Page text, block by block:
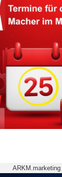
ARKM.marketing